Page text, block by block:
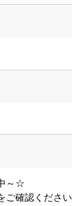
～☆
ご確認ください